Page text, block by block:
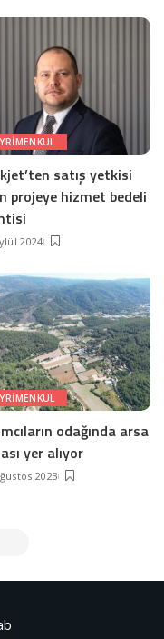
satış yetkisi
projeye hizmet bedeli
2024
odağında arsa
yer alıyor
2023